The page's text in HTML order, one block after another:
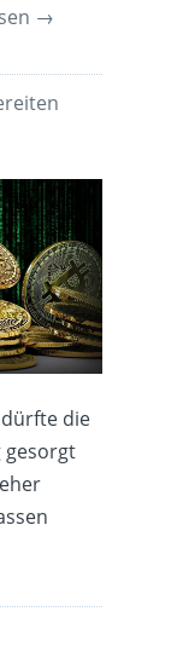
→
die
gesorgt